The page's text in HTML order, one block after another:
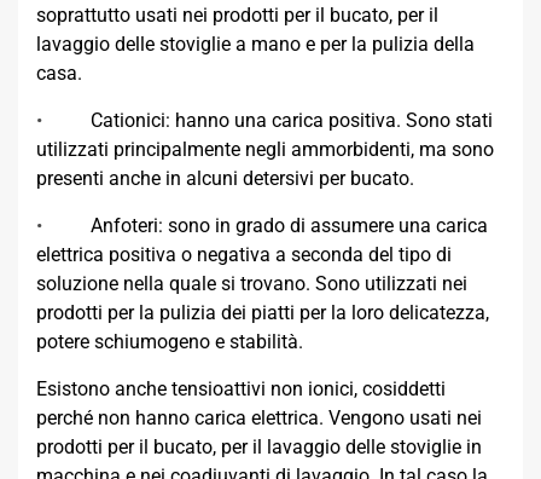
soprattutto usati nei prodotti per il bucato, per il
lavaggio delle stoviglie a mano e per la pulizia della
casa.
•
Cationici: hanno una carica positiva. Sono stati
utilizzati principalmente negli ammorbidenti, ma sono
presenti anche in alcuni detersivi per bucato.
•
Anfoteri: sono in grado di assumere una carica
elettrica positiva o negativa a seconda del tipo di
soluzione nella quale si trovano. Sono utilizzati nei
prodotti per la pulizia dei piatti per la loro delicatezza,
potere schiumogeno e stabilità.
Esistono anche tensioattivi non ionici, cosiddetti
perché non hanno carica elettrica. Vengono usati nei
prodotti per il bucato, per il lavaggio delle stoviglie in